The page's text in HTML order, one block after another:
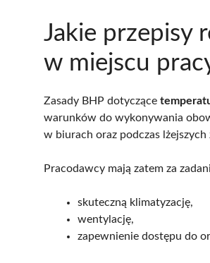
Jakie przepisy
w miejscu
Zasady BHP dotyczące
warunków do wykonywania
w biurach oraz podczas lżejszych
Pracodawcy mają zatem za
skuteczną klimatyzację,
wentylację,
zapewnienie dostępu do